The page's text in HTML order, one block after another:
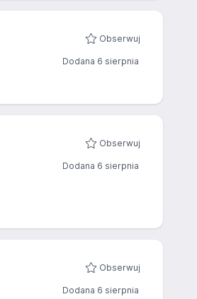
Obserwuj
Dodana 6 sierpnia
Obserwuj
Dodana 6 sierpnia
Obserwuj
Dodana 6 sierpnia